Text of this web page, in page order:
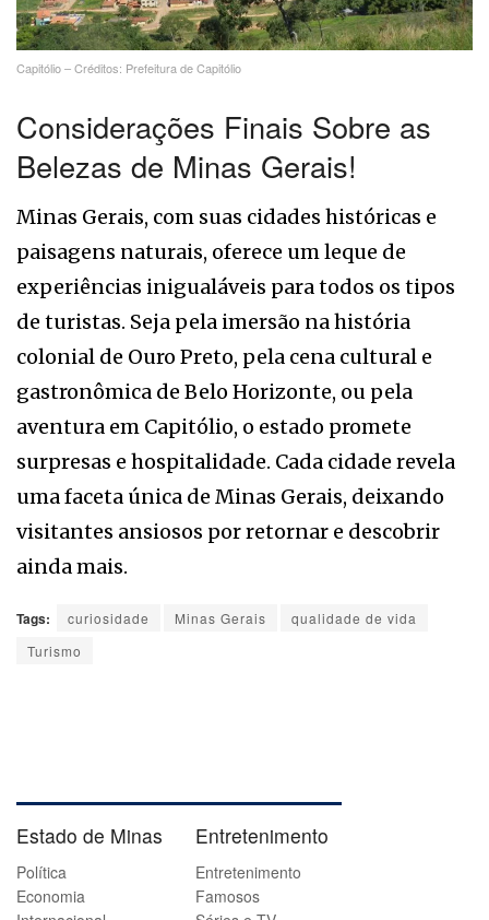
Capitólio – Créditos: Prefeitura de Capitólio
Considerações Finais Sobre as
Belezas de Minas Gerais!
Minas Gerais, com suas cidades históricas e
paisagens naturais, oferece um leque de
experiências inigualáveis para todos os tipos
de turistas. Seja pela imersão na história
colonial de Ouro Preto, pela cena cultural e
gastronômica de Belo Horizonte, ou pela
aventura em Capitólio, o estado promete
surpresas e hospitalidade. Cada cidade revela
uma faceta única de Minas Gerais, deixando
visitantes ansiosos por retornar e descobrir
ainda mais.
Tags: curiosidade Minas Gerais
qualidade de vida
Turismo
Estado de Minas
Política
Economia
Entretenimento
Entretenimento
Famosos